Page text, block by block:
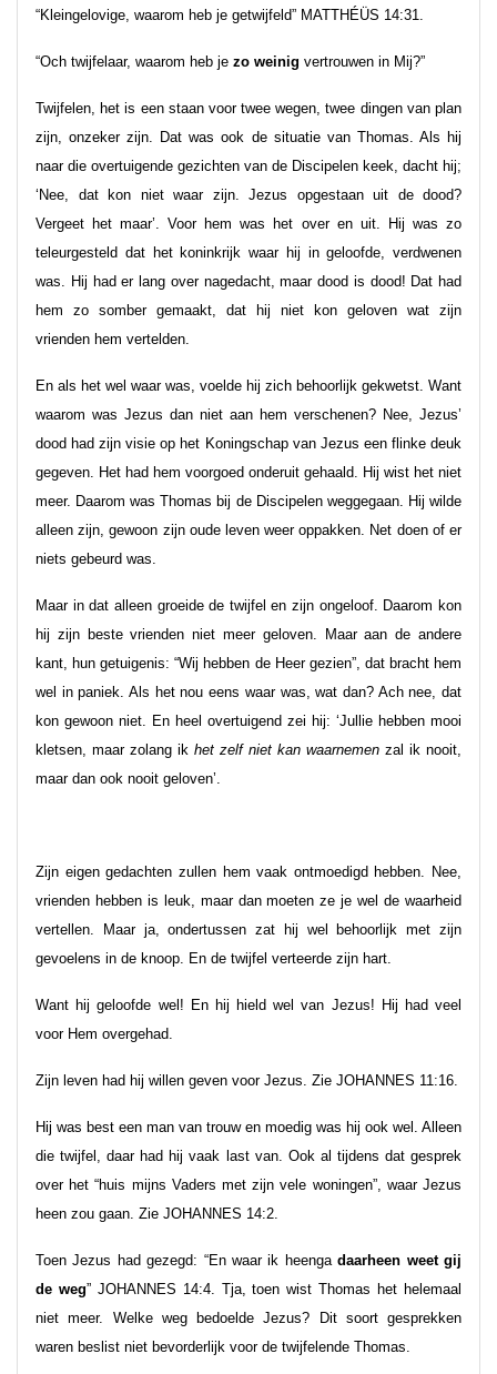
“Kleingelovige, waarom heb je getwijfeld” MATTHÉÜS 14:31.
“Och twijfelaar, waarom heb je zo weinig vertrouwen in Mij?”
Twijfelen, het is een staan voor twee wegen, twee dingen van plan
zijn, onzeker zijn. Dat was ook de situatie van Thomas. Als hij
naar die overtuigende gezichten van de Discipelen keek, dacht hij;
‘Nee, dat kon niet waar zijn. Jezus opgestaan uit de dood?
Vergeet het maar’. Voor hem was het over en uit. Hij was zo
teleurgesteld dat het koninkrijk waar hij in geloofde, verdwenen
was. Hij had er lang over nagedacht, maar dood is dood! Dat had
hem zo somber gemaakt, dat hij niet kon geloven wat zijn
vrienden hem vertelden.
En als het wel waar was, voelde hij zich behoorlijk gekwetst. Want
waarom was Jezus dan niet aan hem verschenen? Nee, Jezus’
dood had zijn visie op het Koningschap van Jezus een flinke deuk
gegeven. Het had hem voorgoed onderuit gehaald. Hij wist het niet
meer. Daarom was Thomas bij de Discipelen weggegaan. Hij wilde
alleen zijn, gewoon zijn oude leven weer oppakken. Net doen of er
niets gebeurd was.
Maar in dat alleen groeide de twijfel en zijn ongeloof. Daarom kon
hij zijn beste vrienden niet meer geloven. Maar aan de andere
kant, hun getuigenis: “Wij hebben de Heer gezien”, dat bracht hem
wel in paniek. Als het nou eens waar was, wat dan? Ach nee, dat
kon gewoon niet. En heel overtuigend zei hij: ‘Jullie hebben mooi
kletsen, maar zolang ik het zelf niet kan waarnemen zal ik nooit,
maar dan ook nooit geloven’.
Zijn eigen gedachten zullen hem vaak ontmoedigd hebben. Nee,
vrienden hebben is leuk, maar dan moeten ze je wel de waarheid
vertellen. Maar ja, ondertussen zat hij wel behoorlijk met zijn
gevoelens in de knoop. En de twijfel verteerde zijn hart.
Want hij geloofde wel! En hij hield wel van Jezus! Hij had veel
voor Hem overgehad.
Zijn leven had hij willen geven voor Jezus. Zie JOHANNES 11:16.
Hij was best een man van trouw en moedig was hij ook wel. Alleen
die twijfel, daar had hij vaak last van. Ook al tijdens dat gesprek
over het “huis mijns Vaders met zijn vele woningen”, waar Jezus
heen zou gaan. Zie JOHANNES 14:2.
Toen Jezus had gezegd: “En waar ik heengadaarheen weet gij
de weg” JOHANNES 14:4. Tja, toen wist Thomas het helemaal
niet meer. Welke weg bedoelde Jezus? Dit soort gesprekken
waren beslist niet bevorderlijk voor de twijfelende Thomas.